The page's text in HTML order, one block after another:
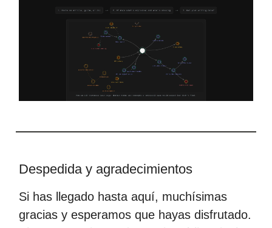
Despedida y agradecimientos
Si has llegado hasta aquí, muchísimas
gracias y esperamos que hayas disfrutado.